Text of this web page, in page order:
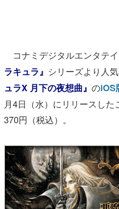
女性向け
アプリレビュー
その他
電ファミニコゲーマーとは？
コナミデジタルエンタテイ
ラキュラ』 シリーズより人
ュラX 月下の夜想曲』 のiOS
月4日（水）にリリースし
370円（税込）。